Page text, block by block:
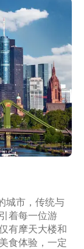
城市，传统与
着每一位游
有摩天大楼和
食体验，一定